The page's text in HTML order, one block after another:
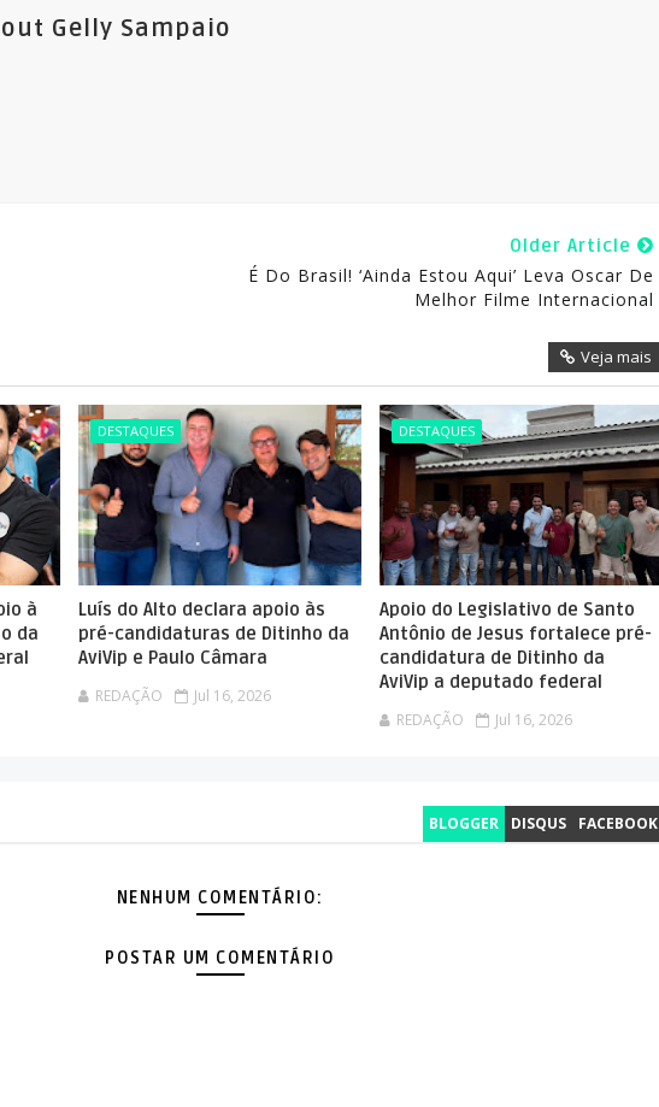
Gelly Sampaio
Older Article
É Do Brasil! ‘Ainda Estou Aqui’ Leva Oscar De
Melhor Filme Internacional
Veja mais
à
da
DESTAQUES
Luís do Alto declara apoio às
pré-candidaturas de Ditinho da
AviVip e Paulo Câmara
REDAÇÃO Jul 16, 2026
DESTAQUES
Apoio do Legislativo de Santo
Antônio de Jesus fortalece pré-
candidatura de Ditinho da
AviVip a deputado federal
REDAÇÃO Jul 16, 2026
BLOGGER DISQUS FACEBOOK
NENHUM COMENTÁRIO:
POSTAR UM COMENTÁRIO